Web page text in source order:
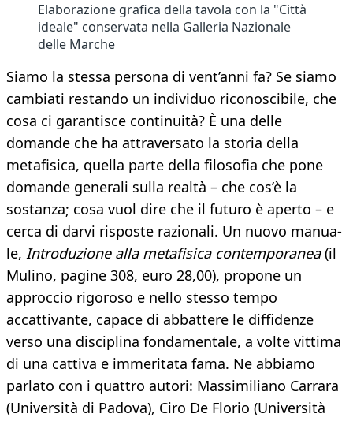
Elaborazione grafica della tavola con la "Città
ideale" conservata nella Galleria Nazionale
delle Marche
Siamo la stessa persona di vent’anni fa? Se siamo
cambiati restando un individuo riconoscibile, che
cosa ci garantisce continuità? È una delle
domande che ha attraversato la storia della
metafisica, quella parte della filosofia che pone
domande generali sulla realtà – che cos’è la
sostanza; cosa vuol dire che il futuro è aperto – e
cerca di darvi risposte razionali. Un nuovo manua-
le, Introduzione alla metafisica contemporanea(il
Mulino, pagine 308, euro 28,00), propone un
approccio rigoroso e nello stesso tempo
accattivante, capace di abbattere le diffidenze
verso una disciplina fondamentale, a volte vittima
di una cattiva e immeritata fama. Ne abbiamo
parlato con i quattro autori: Massimiliano Carrara
(Università di Padova), Ciro De Florio (Università